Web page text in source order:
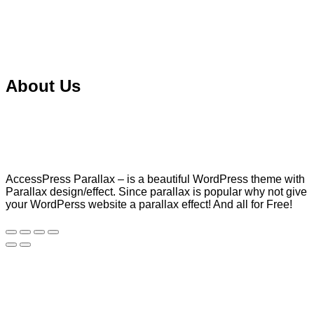
About Us
AccessPress Parallax – is a beautiful WordPress theme with
Parallax design/effect. Since parallax is popular why not give
your WordPerss website a parallax effect! And all for Free!